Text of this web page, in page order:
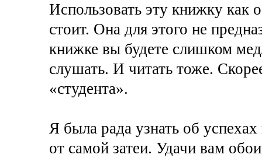
Использовать эту книжку как
стоит. Она для этого не
книжке вы будете слишком
слушать. И читать тоже.
«студента».
Я была рада узнать об
от самой затеи. Удачи вам